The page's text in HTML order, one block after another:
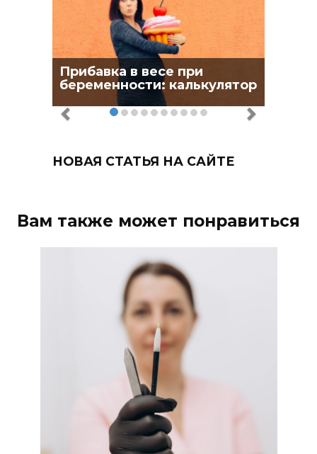
Прибавка в весе при
беременности: калькулятор
НОВАЯ СТАТЬЯ НА САЙТЕ
Вам также может понравиться